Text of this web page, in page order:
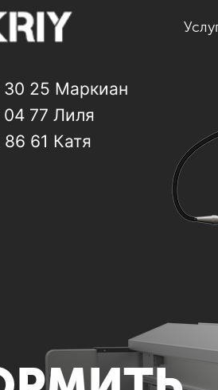
25 Маркиан
77 Лиля
61 Катя